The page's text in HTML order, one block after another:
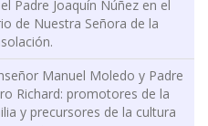
Padre Joaquín Núñez en el
de Nuestra Señora de la
Manuel Moledo y Padre
Richard: promotores de la
y precursores de la cultura